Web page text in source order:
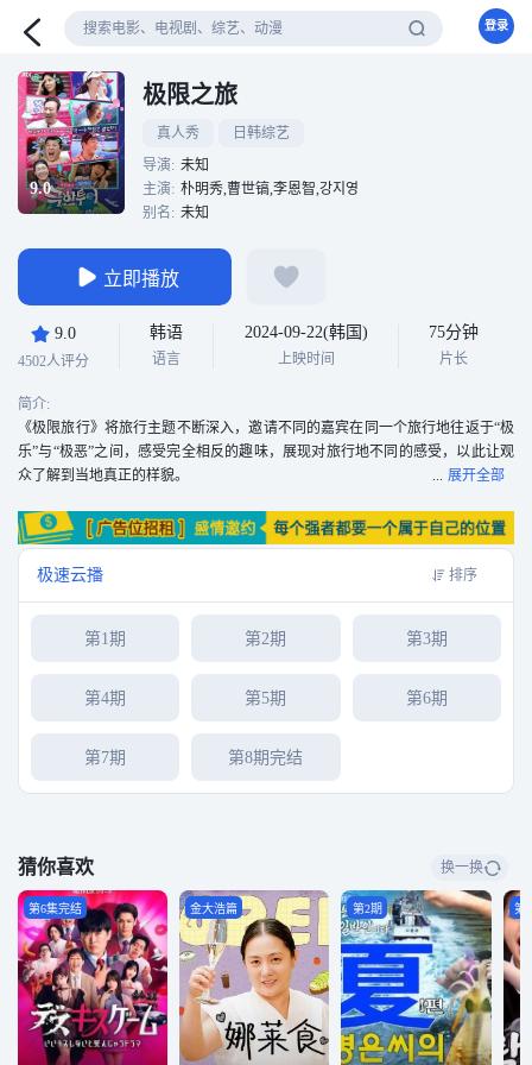
登录
9.0
极限之旅
真人秀
日韩综艺
导演: 未知
主演: 朴明秀,曹世镐,李恩智,강지영
别名: 未知
立即播放
9.0
4502人评分
韩语
语言
2024-09-22(韩国)
上映时间
75分钟
片长
简介:
《极限旅行》将旅行主题不断深入，邀请不同的嘉宾在同一个旅行地往返于“极
乐”与“极恶”之间，感受完全相反的趣味，展现对旅行地不同的感受，以此让观
众了解到当地真正的样貌。
极速云播 排序
第1期 第2期 第3期
第4期 第5期 第6期
第7期 第8期完结
猜你喜欢 换一换
第6集完结 金大浩篇 第2期 第